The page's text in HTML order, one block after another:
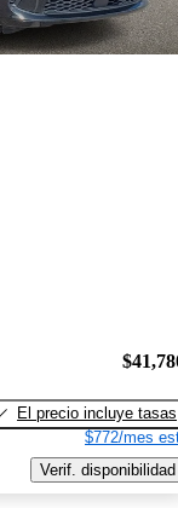
El precio incluye tasas
$772/mes
Verif. disponibilidad